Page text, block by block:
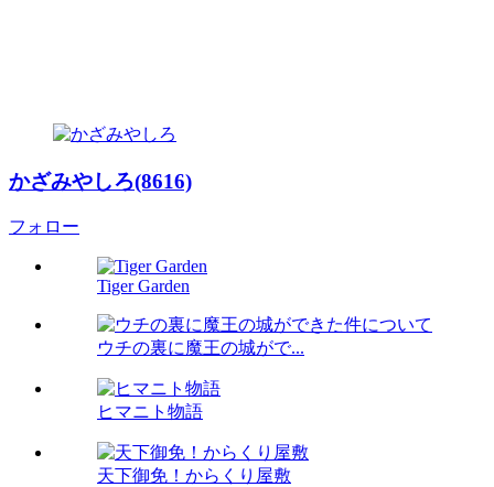
かざみやしろ(8616)
フォロー
Tiger Garden
ウチの裏に魔王の城がで...
ヒマニト物語
天下御免！からくり屋敷